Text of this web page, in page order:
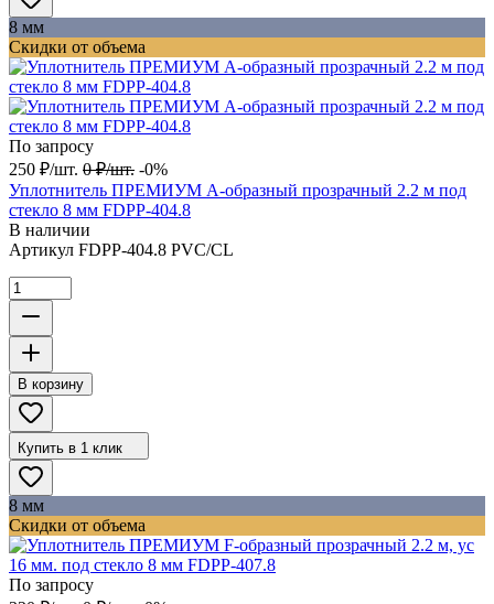
8 мм
Скидки от объема
По запросу
250 ₽/шт. 0 ₽/шт. -0%
Уплотнитель ПРЕМИУМ А-образный прозрачный 2.2 м под
стекло 8 мм FDPP-404.8
В наличии
Артикул FDPP-404.8 PVC/CL
В корзину
Купить в 1 клик
8 мм
Скидки от объема
По запросу